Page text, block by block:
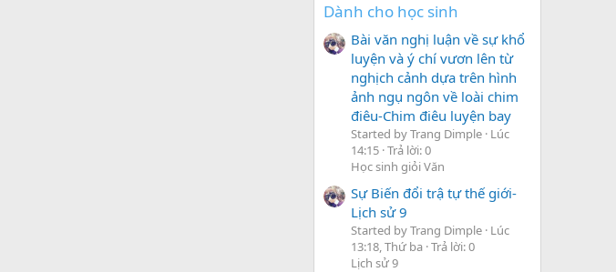
Dành cho học sinh
Bài văn nghị luận về sự khổ
luyện và ý chí vươn lên từ
nghịch cảnh dựa trên hình
ảnh ngụ ngôn về loài chim
điêu-Chim điêu luyện bay
Started by Trang Dimple Lúc
14:15 Trả lời: 0
Học sinh giỏi Văn
Sự Biến đổi trậ tự thế giới-
Lịch sử 9
Started by Trang Dimple Lúc
13:18, Thứ ba Trả lời: 0
Lịch sử 9